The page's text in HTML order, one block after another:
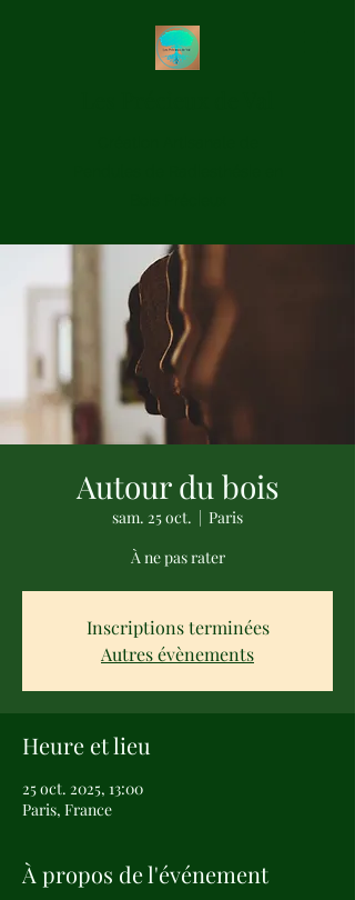
Autour du bois
sam. 25 oct.
  |
Paris
À ne pas rater
Inscriptions terminées
Autres évènements
Heure et lieu
25 oct. 2025, 13:00
Paris, France
À propos de l'événement